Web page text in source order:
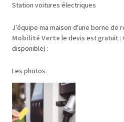
Station voitures électriques
J’équipe ma maison d'une borne de
Mobilité Verte le devis est gratuit :
disponible) :
Les photos